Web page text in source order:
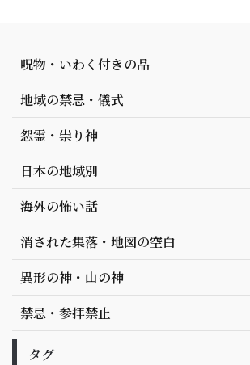
呪物・いわく付きの品
地域の禁忌・儀式
怨霊・祟り神
日本の地域別
海外の怖い話
消された集落・地図の空白
異形の神・山の神
禁忌・参拝禁止
タグ